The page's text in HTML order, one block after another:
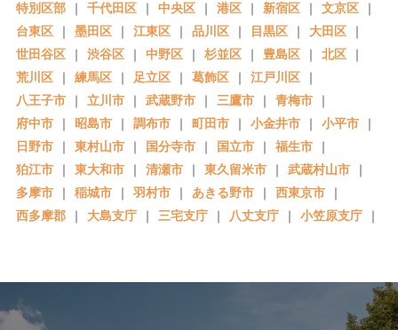
特別区部 ｜ 千代田区 ｜ 中央区 ｜ 港区 ｜ 新宿区 ｜ 文京区 ｜
台東区 ｜ 墨田区 ｜ 江東区 ｜ 品川区 ｜ 目黒区 ｜ 大田区 ｜
世田谷区 ｜ 渋谷区 ｜ 中野区 ｜ 杉並区 ｜ 豊島区 ｜ 北区 ｜
荒川区 ｜ 練馬区 ｜ 足立区 ｜ 葛飾区 ｜ 江戸川区 ｜
八王子市 ｜ 立川市 ｜ 武蔵野市 ｜ 三鷹市 ｜ 青梅市 ｜
府中市 ｜ 昭島市 ｜ 調布市 ｜ 町田市 ｜ 小金井市 ｜ 小平市 ｜
日野市 ｜ 東村山市 ｜ 国分寺市 ｜ 国立市 ｜ 福生市 ｜
狛江市 ｜ 東大和市 ｜ 清瀬市 ｜ 東久留米市 ｜ 武蔵村山市 ｜
多摩市 ｜ 稲城市 ｜ 羽村市 ｜ あきる野市 ｜ 西東京市 ｜
西多摩郡 ｜ 大島支庁 ｜ 三宅支庁 ｜ 八丈支庁 ｜ 小笠原支庁 ｜